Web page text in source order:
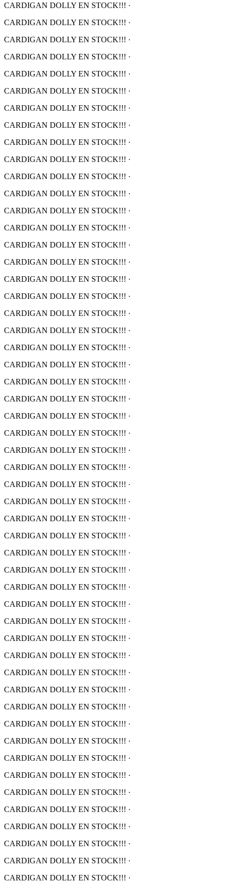
CARDIGAN DOLLY EN STOCK!!! ·
CARDIGAN DOLLY EN STOCK!!! ·
CARDIGAN DOLLY EN STOCK!!! ·
CARDIGAN DOLLY EN STOCK!!! ·
CARDIGAN DOLLY EN STOCK!!! ·
CARDIGAN DOLLY EN STOCK!!! ·
CARDIGAN DOLLY EN STOCK!!! ·
CARDIGAN DOLLY EN STOCK!!! ·
CARDIGAN DOLLY EN STOCK!!! ·
CARDIGAN DOLLY EN STOCK!!! ·
CARDIGAN DOLLY EN STOCK!!! ·
CARDIGAN DOLLY EN STOCK!!! ·
CARDIGAN DOLLY EN STOCK!!! ·
CARDIGAN DOLLY EN STOCK!!! ·
CARDIGAN DOLLY EN STOCK!!! ·
CARDIGAN DOLLY EN STOCK!!! ·
CARDIGAN DOLLY EN STOCK!!! ·
CARDIGAN DOLLY EN STOCK!!! ·
CARDIGAN DOLLY EN STOCK!!! ·
CARDIGAN DOLLY EN STOCK!!! ·
CARDIGAN DOLLY EN STOCK!!! ·
CARDIGAN DOLLY EN STOCK!!! ·
CARDIGAN DOLLY EN STOCK!!! ·
CARDIGAN DOLLY EN STOCK!!! ·
CARDIGAN DOLLY EN STOCK!!! ·
CARDIGAN DOLLY EN STOCK!!! ·
CARDIGAN DOLLY EN STOCK!!! ·
CARDIGAN DOLLY EN STOCK!!! ·
CARDIGAN DOLLY EN STOCK!!! ·
CARDIGAN DOLLY EN STOCK!!! ·
CARDIGAN DOLLY EN STOCK!!! ·
CARDIGAN DOLLY EN STOCK!!! ·
CARDIGAN DOLLY EN STOCK!!! ·
CARDIGAN DOLLY EN STOCK!!! ·
CARDIGAN DOLLY EN STOCK!!! ·
CARDIGAN DOLLY EN STOCK!!! ·
CARDIGAN DOLLY EN STOCK!!! ·
CARDIGAN DOLLY EN STOCK!!! ·
CARDIGAN DOLLY EN STOCK!!! ·
CARDIGAN DOLLY EN STOCK!!! ·
CARDIGAN DOLLY EN STOCK!!! ·
CARDIGAN DOLLY EN STOCK!!! ·
CARDIGAN DOLLY EN STOCK!!! ·
CARDIGAN DOLLY EN STOCK!!! ·
CARDIGAN DOLLY EN STOCK!!! ·
CARDIGAN DOLLY EN STOCK!!! ·
CARDIGAN DOLLY EN STOCK!!! ·
CARDIGAN DOLLY EN STOCK!!! ·
CARDIGAN DOLLY EN STOCK!!! ·
CARDIGAN DOLLY EN STOCK!!! ·
CARDIGAN DOLLY EN STOCK!!! ·
CARDIGAN DOLLY EN STOCK!!! ·